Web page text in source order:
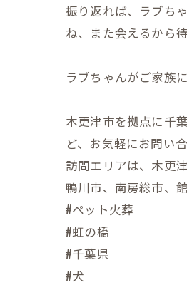
振り返れば、ラブち
ね、また会えるから
ラブちゃんがご家族
木更津市を拠点に千
ど、お気軽にお問い
訪問エリアは、木更
鴨川市、南房総市、
#ペット火葬
#虹の橋
#千葉県
#犬